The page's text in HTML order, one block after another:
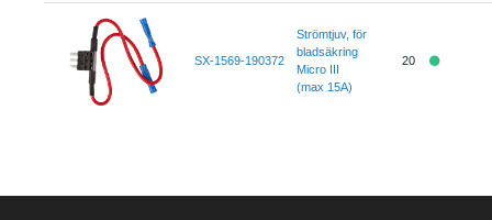
SX-1569-190372
Strömtjuv, för
bladsäkring
Micro III
(max 15A)
20